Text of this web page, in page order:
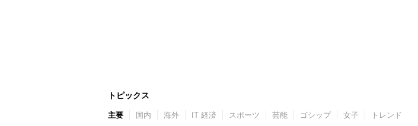
トピックス
主要 国内 海外 IT 経済 スポーツ 芸能 ゴシップ 女子 トレンド